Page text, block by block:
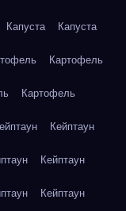
Капуста Капуста
Картофель
Картофель
Кейптаун
Кейптаун
Кейптаун